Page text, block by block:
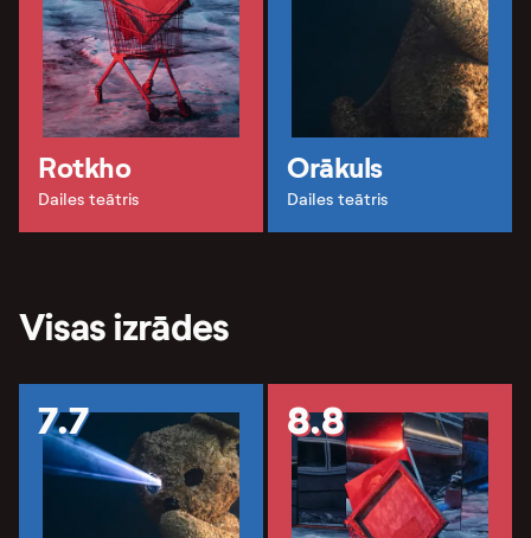
Rotkho
Dailes teātris
Orākuls
Dailes teātris
Visas izrādes
7.7 8.8